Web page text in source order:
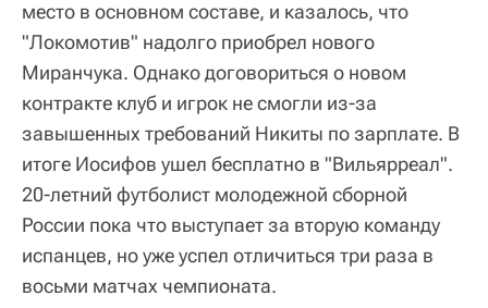
место в основном составе, и казалось, что
"Локомотив" надолго приобрел нового
Миранчука. Однако договориться о новом
контракте клуб и игрок не смогли из-за
завышенных требований Никиты по зарплате. В
итоге Иосифов ушел бесплатно в "Вильярреал".
20-летний футболист молодежной сборной
России пока что выступает за вторую команду
испанцев, но уже успел отличиться три раза в
восьми матчах чемпионата.